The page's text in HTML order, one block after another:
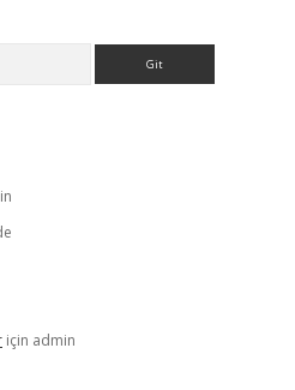
için admin